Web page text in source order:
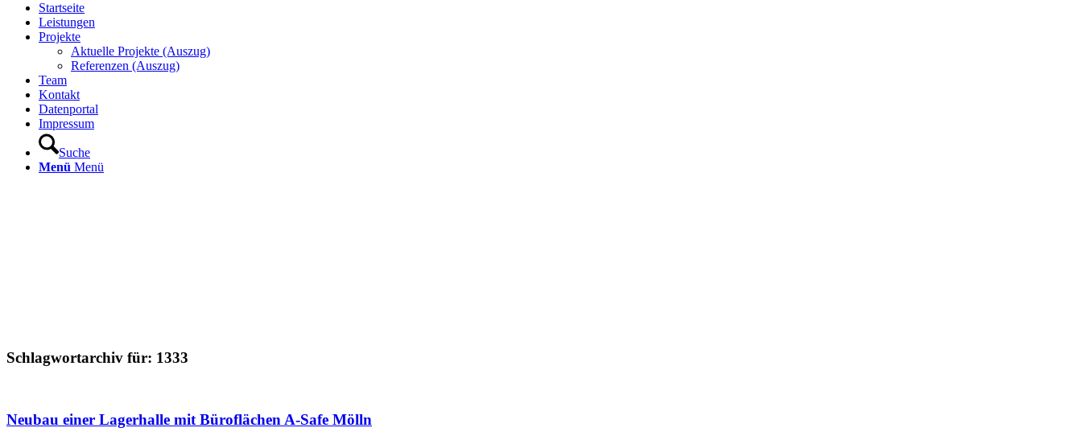
Startseite
Leistungen
Projekte
Aktuelle Projekte (Auszug)
Referenzen (Auszug)
Team
Kontakt
Datenportal
Impressum
Suche
Menü Menü
Schlagwortarchiv für: 1333
Neubau einer Lagerhalle mit Büroflächen A-Safe Mölln